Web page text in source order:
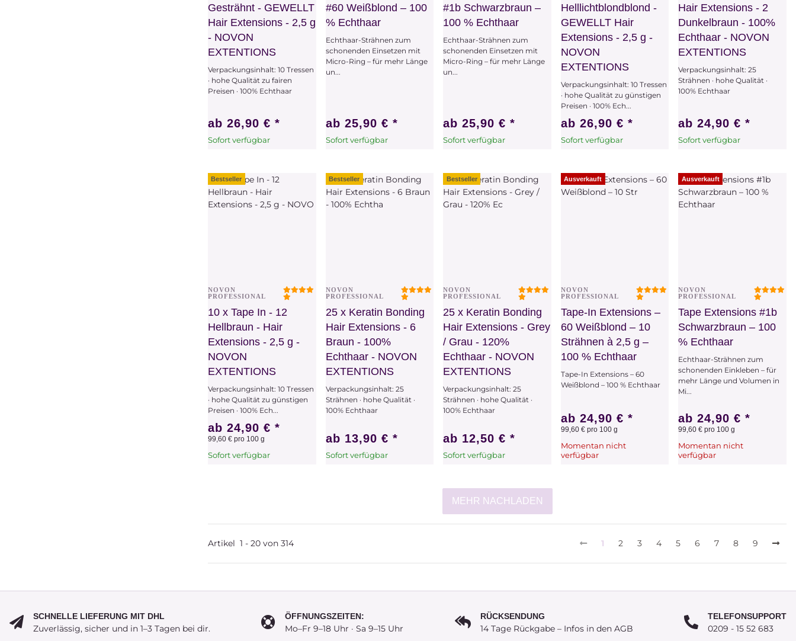
Gesträhnt - GEWELLT
Hair Extensions - 2,5 g
- NOVON
EXTENTIONS
Verpackungsinhalt: 10 Tressen
· hohe Qualität zu fairen
Preisen · 100% Echthaar
ab 26,90 € *
Sofort verfügbar
bitte die gewünschte
Variation aus.
#60 Weißblond – 100
% Echthaar
Echthaar-Strähnen zum
schonenden Einsetzen mit
Micro-Ring – für mehr Länge
un...
ab 25,90 € *
Sofort verfügbar
bitte die gewünschte
Variation aus.
#1b Schwarzbraun –
100 % Echthaar
Echthaar-Strähnen zum
schonenden Einsetzen mit
Micro-Ring – für mehr Länge
un...
ab25,90 €*
Sofort verfügbar
bitte die gewünschte
Variation aus.
Helllichtblondblond -
GEWELLT Hair
Extensions - 2,5 g -
NOVON
EXTENTIONS
Verpackungsinhalt: 10 Tressen
· hohe Qualität zu günstigen
Preisen · 100% Ech...
ab 26,90 € *
Sofort verfügbar
bitte die gewünschte
Variation aus.
Hair Extensions - 2
Dunkelbraun - 100%
Echthaar - NOVON
EXTENTIONS
Verpackungsinhalt: 25
Strähnen · hohe Qualität ·
100% Echthaar
ab24,90 €*
Sofort verfügbar
bitte die gewünschte
Variation aus.
Bestseller
Vorschau
NOVON
PROFESSIONAL
10 x Tape In - 12
Hellbraun - Hair
Extensions - 2,5 g -
NOVON
EXTENTIONS
Verpackungsinhalt: 10 Tressen
· hohe Qualität zu günstigen
Preisen · 100% Ech...
ab 24,90 € *
99,60 € pro 100 g
Sofort verfügbar
Bestseller
Vorschau
NOVON
PROFESSIONAL
25 x Keratin Bonding
Hair Extensions - 6
Braun - 100%
Echthaar - NOVON
EXTENTIONS
Verpackungsinhalt: 25
Strähnen · hohe Qualität ·
100% Echthaar
ab 13,90 € *
Sofort verfügbar
Bestseller
Vorschau
NOVON
PROFESSIONAL
25 x Keratin Bonding
Hair Extensions - Grey
/ Grau - 120%
Echthaar - NOVON
EXTENTIONS
Verpackungsinhalt: 25
Strähnen · hohe Qualität ·
100% Echthaar
ab 12,50 €*
Sofort verfügbar
Variation aus.
Ausverkauft
Vorschau
NOVON
PROFESSIONAL
Tape-In Extensions –
60 Weißblond – 10
Strähnen à 2,5 g –
100 % Echthaar
Tape-In Extensions – 60
Weißblond – 100 % Echthaar
ab 24,90 € *
99,60 € pro 100 g
Momentan nicht
verfügbar
Ausverkauft
Vorschau
NOVON
PROFESSIONAL
Tape Extensions #1b
Schwarzbraun – 100
% Echthaar
Echthaar-Strähnen zum
schonenden Einkleben – für
mehr Länge und Volumen in
Mi...
ab24,90 €*
99,60 € pro 100 g
Momentan nicht
verfügbar
MEHR NACHLADEN
Artikel 1 - 20 von 314 1 2 3 4 5 6 7 8 9
SCHNELLE LIEFERUNG MIT DHL
Zuverlässig, sicher und in 1–3 Tagen bei dir.
ÖFFNUNGSZEITEN:
Mo–Fr 9–18 Uhr · Sa 9–15 Uhr
RÜCKSENDUNG
14 Tage Rückgabe – Infos in den AGB
TELEFONSUPPORT
0209 - 15 52 683